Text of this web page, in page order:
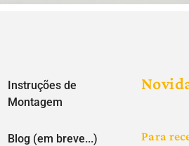
Instruções de
Montagem
Blog (em breve...)
Para